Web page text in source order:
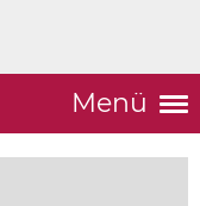
Menü